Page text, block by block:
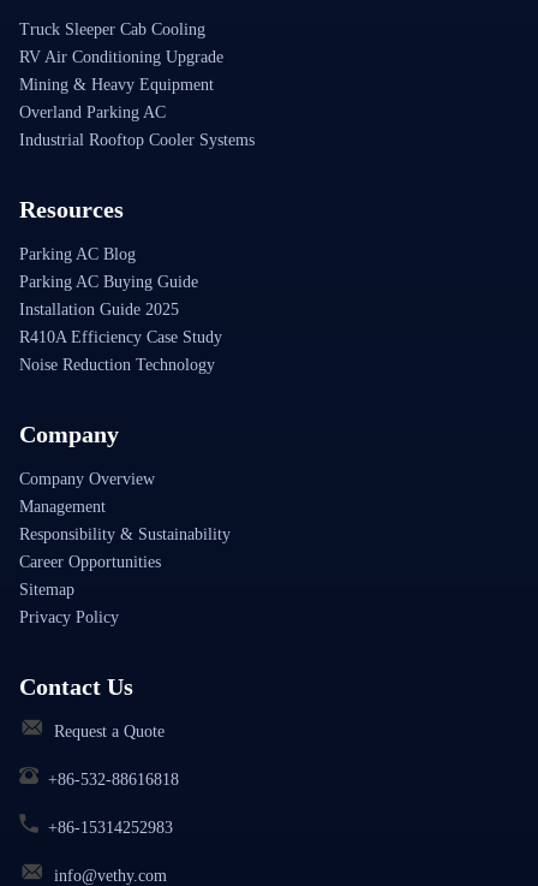
Truck Sleeper Cab Cooling
RV Air Conditioning Upgrade
Mining & Heavy Equipment
Overland Parking AC
Industrial Rooftop Cooler Systems
Resources
Parking AC Blog
Parking AC Buying Guide
Installation Guide 2025
R410A Efficiency Case Study
Noise Reduction Technology
Company
Company Overview
Management
Responsibility & Sustainability
Career Opportunities
Sitemap
Privacy Policy
Contact Us
Request a Quote
+86-532-88616818
+86-15314252983
info@vethy.com